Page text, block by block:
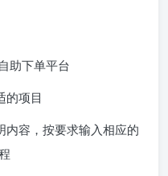
自助下单平台
的项目
容，按要求输入相应的